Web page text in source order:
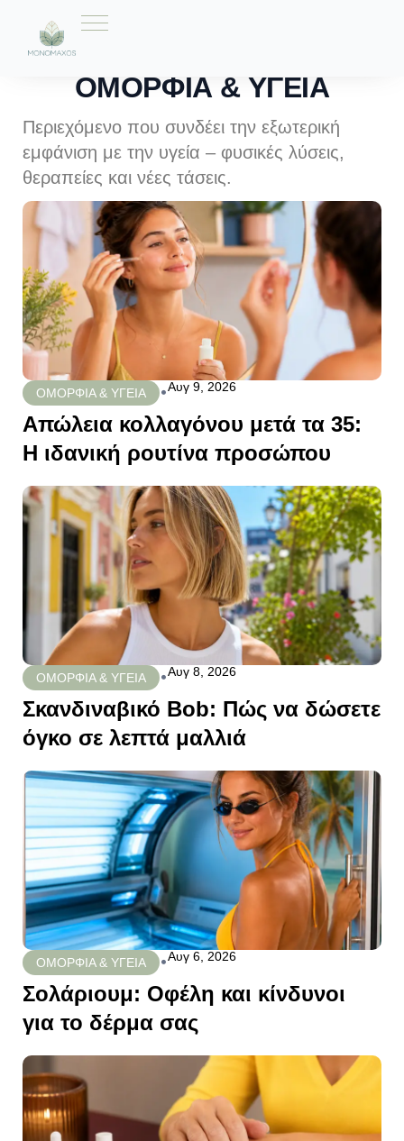
ΟΜΟΡΦΙΑ & ΥΓΕΙΑ
Περιεχόμενο που συνδέει την εξωτερική
εμφάνιση με την υγεία – φυσικές λύσεις,
θεραπείες και νέες τάσεις.
ΟΜΟΡΦΙΑ & ΥΓΕΙΑ •Αυγ 9, 2026
Απώλεια κολλαγόνου μετά τα 35:
Η ιδανική ρουτίνα προσώπου
ΟΜΟΡΦΙΑ & ΥΓΕΙΑ •Αυγ 8, 2026
Σκανδιναβικό Bob: Πώς να δώσετε
όγκο σε λεπτά μαλλιά
ΟΜΟΡΦΙΑ & ΥΓΕΙΑ •Αυγ 6, 2026
Σολάριουμ: Οφέλη και κίνδυνοι
για το δέρμα σας